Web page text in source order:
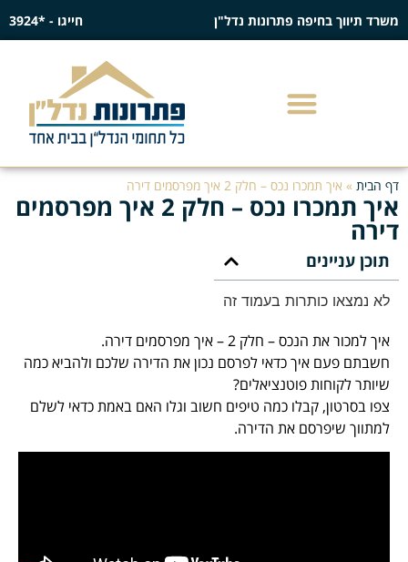
משרד תיווך בחיפה פתרונות נדל"ן חייגו - *3924
דף הבית » איך תמכרו נכס – חלק 2 איך מפרסמים דירה
איך תמכרו נכס – חלק 2 איך מפרסמים
דירה
תוכן עניינים
לא נמצאו כותרות בעמוד זה
איך למכור את הנכס – חלק 2 – איך מפרסמים דירה.
חשבתם פעם איך כדאי לפרסם נכון את הדירה שלכם ולהביא כמה
שיותר לקוחות פוטנציאלים?
צפו בסרטון, קבלו כמה טיפים חשוב וגלו האם באמת כדאי לשלם
למתווך שיפרסם את הדירה.